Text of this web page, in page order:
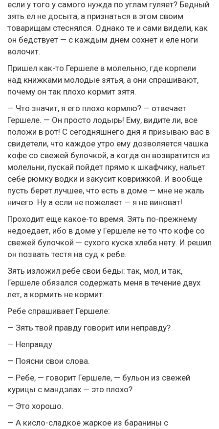
если у того у самого нужда по углам гуляет? Бедный
зять ел не досыта, а признаться в этом своим
товарищам стеснялся. Однако те и сами видели, как
он бедствует — с каждым днем сохнет и еле ноги
волочит.
Пришел как-то Гершеле в молельню, где корпели
над книжками молодые зятья, а они спрашивают,
почему он так плохо кормит зятя.
— Что значит, я его плохо кормлю? — отвечает
Гершеле. — Он просто лодырь! Ему, видите ли, все
положи в рот! С сегодняшнего дня я призываю вас в
свидетели, что каждое утро ему дозволяется чашка
кофе со свежей булочкой, а когда он возвратится из
молельни, пускай пойдет прямо к шкафчику, нальет
себе рюмку водки и закусит коврижкой. И вообще
пусть берет лучшее, что есть в доме — мне не жаль
ничего. Ну а если не пожелает — я не виноват!
Проходит еще какое-то время. Зять по-прежнему
недоедает, ибо в доме у Гершеле не то что кофе со
свежей булочкой — сухого куска хлеба нету. И решил
он позвать тестя на суд к ребе.
Зять изложил ребе свои беды: так, мол, и так,
Гершеле обязался содержать меня в течение двух
лет, а кормить не кормит.
Ребе спрашивает Гершеле:
— Зять твой правду говорит или неправду?
— Неправду.
— Поясни свои слова.
— Ребе, — говорит Гершеле, — бульон из свежей
курицы с мандэлах — это плохо?
— Это хорошо.
— А кисло-сладкое жаркое из баранины с